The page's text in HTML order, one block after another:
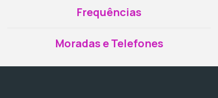
Frequências
Moradas e Telefones